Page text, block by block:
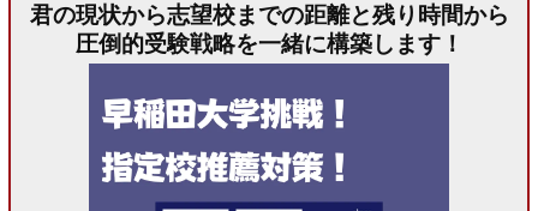
君の現状から志望校までの距離と残り時間から
圧倒的受験戦略を一緒に構築します！